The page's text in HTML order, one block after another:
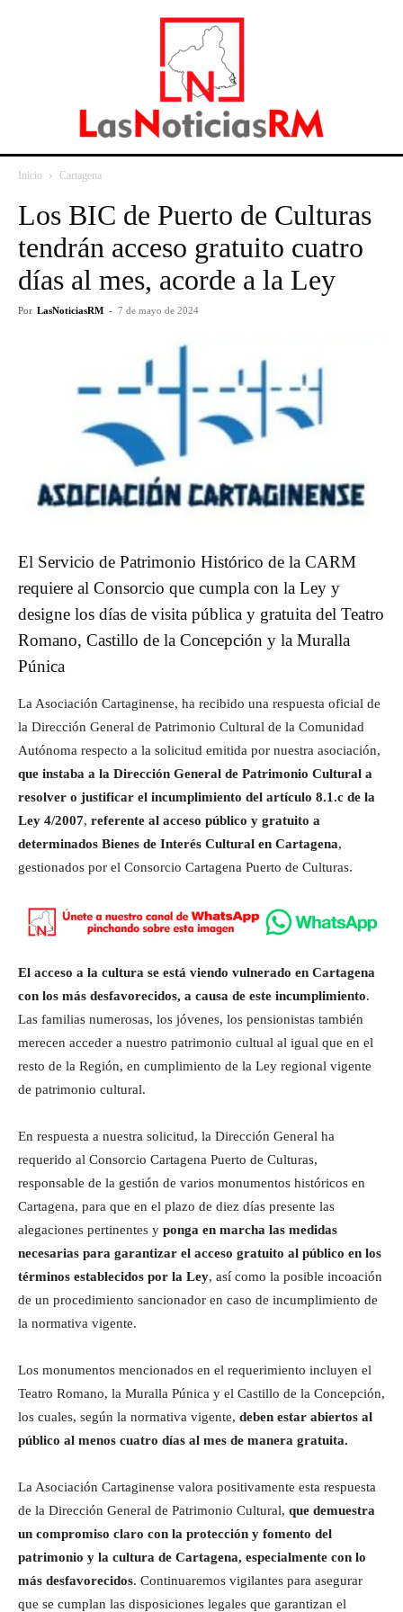
Inicio Cartagena
Los BIC de Puerto de Culturas
tendrán acceso gratuito cuatro
días al mes, acorde a la Ley
Por LasNoticiasRM - 7 de mayo de 2024
El Servicio de Patrimonio Histórico de la CARM
requiere al Consorcio que cumpla con la Ley y
designe los días de visita pública y gratuita del Teatro
Romano, Castillo de la Concepción y la Muralla
Púnica
La Asociación Cartaginense, ha recibido una respuesta oficial de
la Dirección General de Patrimonio Cultural de la Comunidad
Autónoma respecto a la solicitud emitida por nuestra asociación,
que instaba a la Dirección General de Patrimonio Cultural a
resolver o justificar el incumplimiento del artículo 8.1.c de la
Ley 4/2007, referente al acceso público y gratuito a
determinados Bienes de Interés Cultural en Cartagena,
gestionados por el Consorcio Cartagena Puerto de Culturas.
El acceso a la cultura se está viendo vulnerado en Cartagena
con los más desfavorecidos, a causa de este incumplimiento.
Las familias numerosas, los jóvenes, los pensionistas también
merecen acceder a nuestro patrimonio cultual al igual que en el
resto de la Región, en cumplimiento de la Ley regional vigente
de patrimonio cultural.
En respuesta a nuestra solicitud, la Dirección General ha
requerido al Consorcio Cartagena Puerto de Culturas,
responsable de la gestión de varios monumentos históricos en
Cartagena, para que en el plazo de diez días presente las
alegaciones pertinentes y ponga en marcha las medidas
necesarias para garantizar el acceso gratuito al público en los
términos establecidos por la Ley, así como la posible incoación
de un procedimiento sancionador en caso de incumplimiento de
la normativa vigente.
Los monumentos mencionados en el requerimiento incluyen el
Teatro Romano, la Muralla Púnica y el Castillo de la Concepción,
los cuales, según la normativa vigente, deben estar abiertos al
público al menos cuatro días al mes de manera gratuita.
La Asociación Cartaginense valora positivamente esta respuesta
de la Dirección General de Patrimonio Cultural, que demuestra
un compromiso claro con la protección y fomento del
patrimonio y la cultura de Cartagena, especialmente con lo
más desfavorecidos. Continuaremos vigilantes para asegurar
que se cumplan las disposiciones legales que garantizan el